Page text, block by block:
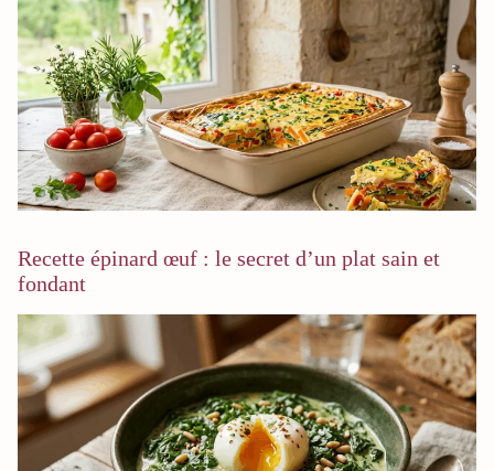
Recette épinard œuf : le secret d’un plat sain et
fondant